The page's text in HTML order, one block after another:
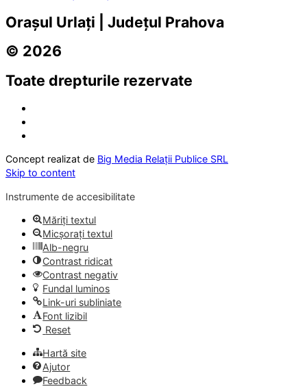
Orașul Urlați | Județul Prahova
© 2026
Toate drepturile rezervate
Concept realizat de Big Media Relații Publice SRL
Skip to content
Instrumente de accesibilitate
Măriți textul
Micșorați textul
Alb-negru
Contrast ridicat
Contrast negativ
Fundal luminos
Link-uri subliniate
Font lizibil
Reset
Hartă site
Ajutor
Feedback